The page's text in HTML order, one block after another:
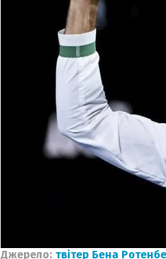
Джерело: твітер Бена